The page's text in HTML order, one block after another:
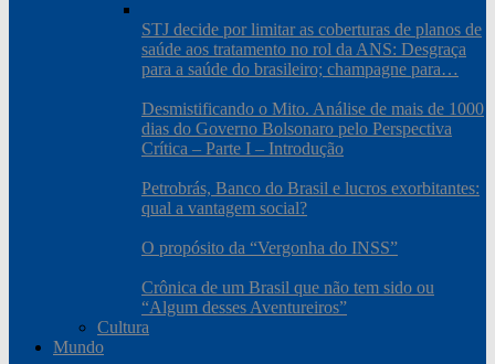
STJ decide por limitar as coberturas de planos de
saúde aos tratamento no rol da ANS: Desgraça
para a saúde do brasileiro; champagne para…
Desmistificando o Mito. Análise de mais de 1000
dias do Governo Bolsonaro pelo Perspectiva
Crítica – Parte I – Introdução
Petrobrás, Banco do Brasil e lucros exorbitantes:
qual a vantagem social?
O propósito da “Vergonha do INSS”
Crônica de um Brasil que não tem sido ou
“Algum desses Aventureiros”
Cultura
Mundo